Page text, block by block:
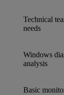
Technical
needs
Windows
analysis
Basic